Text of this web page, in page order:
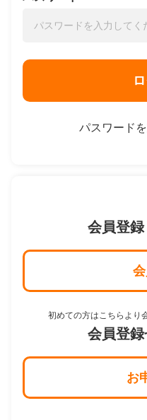
パスワード
会員登
初めての方はこちらより
会員登
お